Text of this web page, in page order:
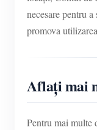
necesare pentru
promova
Aflați mai
Pentru mai multe